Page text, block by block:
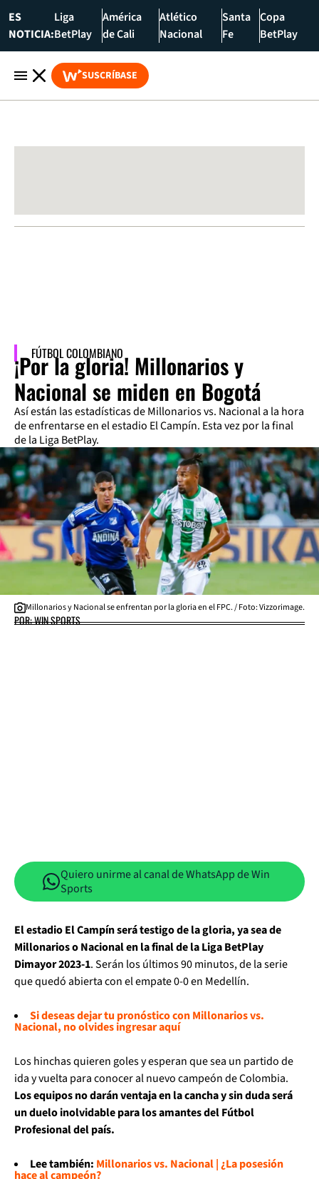
ES
NOTICIA:
Liga
BetPlay
América
de Cali
Atlético
Nacional
Santa
Fe
Copa
BetPlay
SUSCRÍBASE
FÚTBOL COLOMBIANO
¡Por la gloria! Millonarios y
Nacional se miden en Bogotá
Así están las estadísticas de Millonarios vs. Nacional a la hora
de enfrentarse en el estadio El Campín. Esta vez por la final
de la Liga BetPlay.
Millonarios y Nacional se enfrentan por la gloria en el FPC. / Foto: Vizzorimage.
POR: WIN SPORTS
Quiero unirme al canal de WhatsApp de Win
Sports
El estadio El Campín será testigo de la gloria, ya sea de
Millonarios o Nacional en la final de la Liga BetPlay
Dimayor 2023-1. Serán los últimos 90 minutos, de la serie
que quedó abierta con el empate 0-0 en Medellín.
Si deseas dejar tu pronóstico con Millonarios vs.
Nacional, no olvides ingresar aquí
Los hinchas quieren goles y esperan que sea un partido de
ida y vuelta para conocer al nuevo campeón de Colombia.
Los equipos no darán ventaja en la cancha y sin duda será
un duelo inolvidable para los amantes del Fútbol
Profesional del país.
Lee también: Millonarios vs. Nacional | ¿La posesión
hace al campeón?